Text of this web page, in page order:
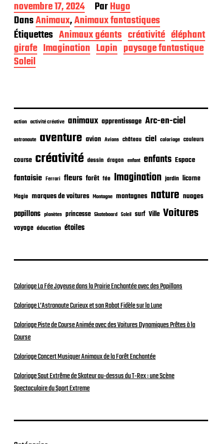
D
a
t
e
d
e
p
i
a
t
i
o
n
novembre 17, 2024 ParHugo
DansAnimaux,Animaux fantastiques
Étiquettes Animaux géants créativité éléphant
girafe Imagination Lapin paysage fantastique
Soleil
action activité créative animaux apprentissage Arc-en-ciel
astronaute aventure avion Avions château ciel coloriage couleurs
course créativité dessin dragon enfant enfants Espace
fantaisie Ferrari fleurs forêt fée Imagination jardin licorne
Magie marques de voitures Montagne montagnes nature nuages
papillons planètes princesse Skateboard Soleil surf Ville Voitures
voyage éducation étoiles
Coloriage La Fée Joyeuse dans la Prairie Enchantée avec des Papillons
Coloriage L’Astronaute Curieux et son Robot Fidèle sur la Lune
Coloriage Piste de Course Animée avec des Voitures Dynamiques Prêtes à la
Course
Coloriage Concert Musiquer Animaux de la Forêt Enchantée
Coloriage Saut Extrême de Skateur au-dessus du T-Rex : une Scène
Spectaculaire du Sport Extreme